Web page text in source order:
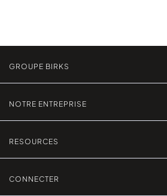
GROUPE BIRKS
NOTRE ENTREPRISE
RESOURCES
CONNECTER